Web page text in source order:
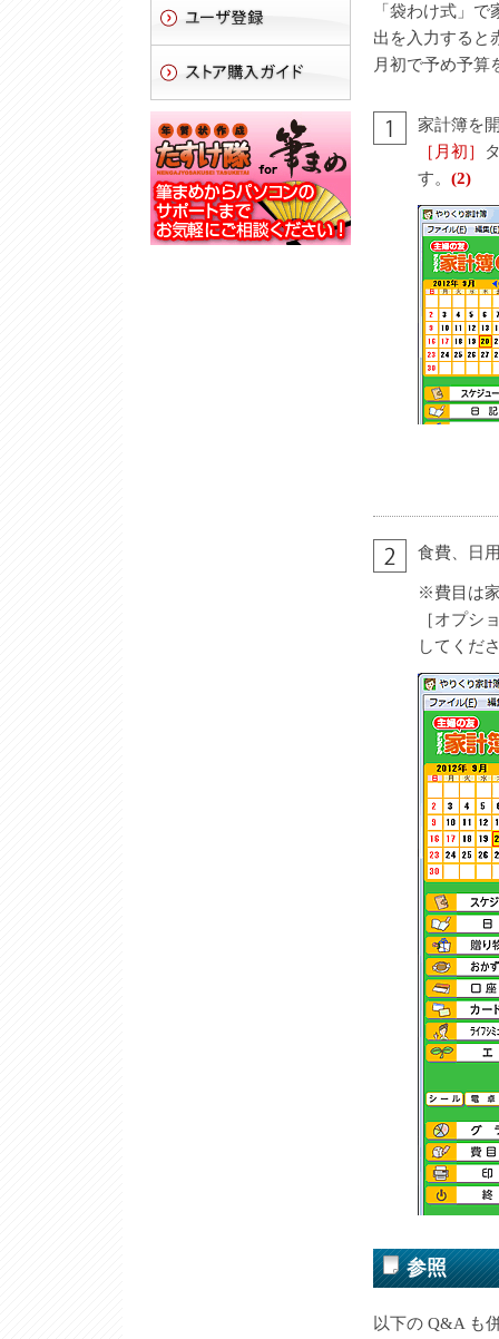
「袋わけ式」
出を入力すると
月初で予め予算
家計簿を
［月初］
す。 (2)
食費、日
※費目は
［オプシ
してくだ
参照
以下の Q&A も